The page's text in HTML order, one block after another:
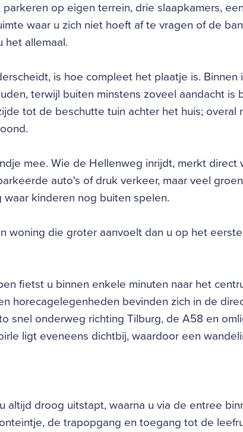
op eigen terrein, drie slaapkamers,
waar u zich niet hoeft af te vragen of de
het allemaal.
is hoe compleet het plaatje is. Binnen
terwijl buiten minstens zoveel aandacht is
tot de beschutte tuin achter het huis; overal
mee. Wie de Hellenweg inrijdt, merkt direct
auto's of druk verkeer, maar veel
kinderen nog buiten spelen.
woning die groter aanvoelt dan u op het
fietst u binnen enkele minuten naar het
horecagelegenheden bevinden zich in de
snel onderweg richting Tilburg, de A58 en
ligt eveneens dichtbij, waardoor een
altijd droog uitstapt, waarna u via de entree
de trapopgang en toegang tot de